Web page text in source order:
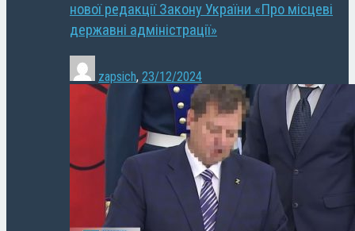
нової редакції Закону України «Про місцеві
державні адміністрації»
zapsich, 23/12/2024